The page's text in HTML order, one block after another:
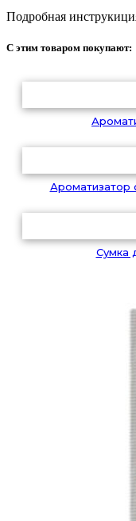
Подробная
С этим товаром покупают:
Ароматизатор
Сумка